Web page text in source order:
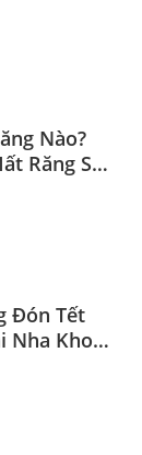
Nào?
Răng Số
Đón Tết
Nha Khoa